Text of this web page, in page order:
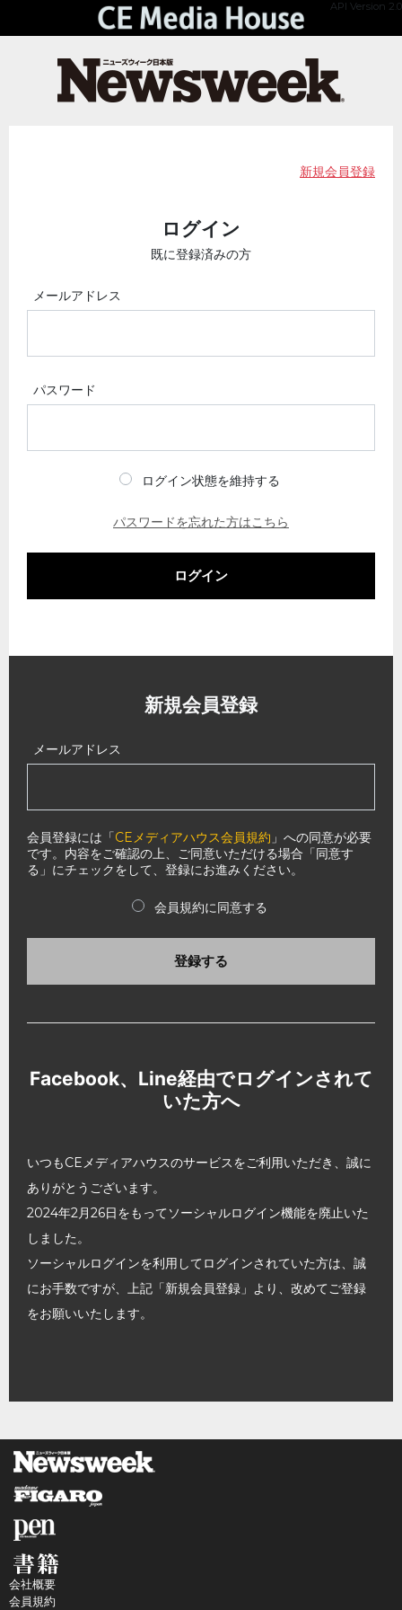
API Version 2.0
新規会員登録
ログイン
既に登録済みの方
メールアドレス
パスワード
ログイン状態を維持する
パスワードを忘れた方はこちら
ログイン
新規会員登録
メールアドレス
会員登録には「CEメディアハウス会員規約 」への同意が必要
です。内容をご確認の上、ご同意いただける場合「同意す
る」にチェックをして、登録にお進みください。
会員規約に同意する
登録する
Facebook、Line経由でログインされて
いた方へ
いつもCEメディアハウスのサービスをご利用いただき、誠に
ありがとうございます。
2024年2月26日をもってソーシャルログイン機能を廃止いた
しました。
ソーシャルログインを利用してログインされていた方は、誠
にお手数ですが、上記「新規会員登録」より、改めてご登録
をお願いいたします。
会社概要
会員規約